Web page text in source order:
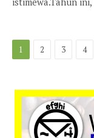
1 2 3 4